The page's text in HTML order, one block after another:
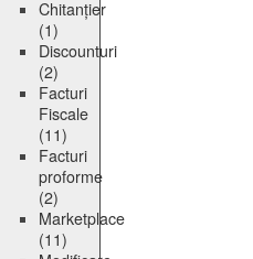
Chitanțier
(1)
Discounturi
(2)
Facturi
Fiscale
(11)
Facturi
proforme
(2)
Marketplace
(11)